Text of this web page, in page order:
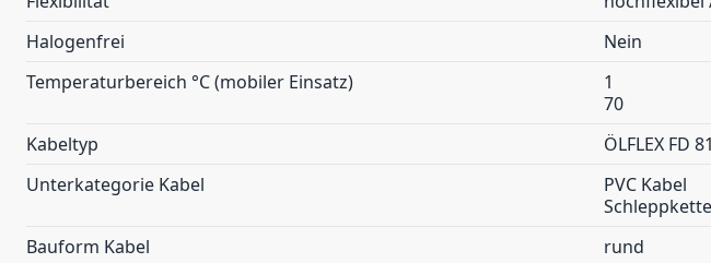
Halogenfrei
Nein
Temperaturbereich °C (mobiler Einsatz)
1
70
Kabeltyp
ÖLFLEX FD
Unterkategorie Kabel
PVC Kabel
Bauform Kabel
rund